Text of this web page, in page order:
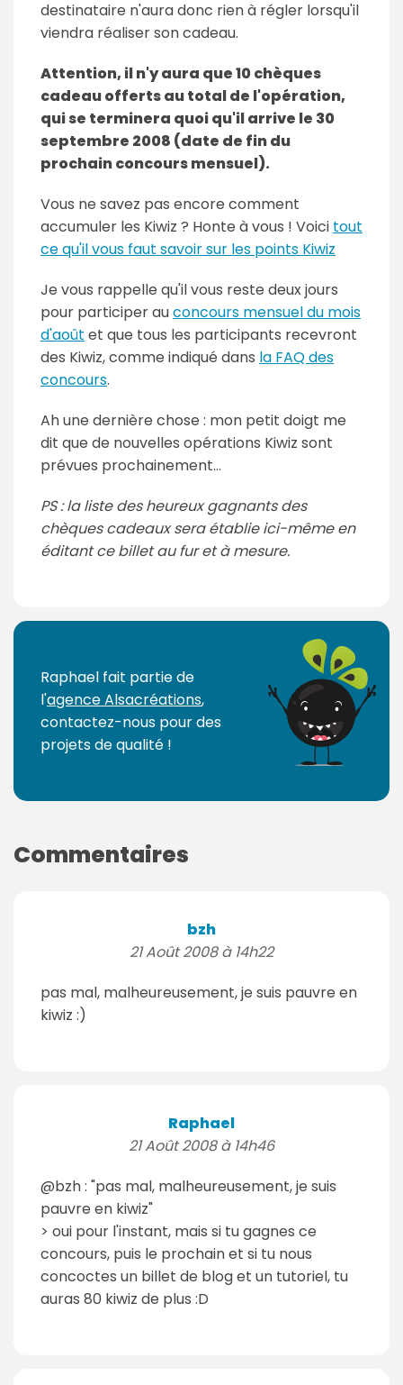
destinataire n'aura donc rien à régler lorsqu'il
viendra réaliser son cadeau.
Attention, il n'y aura que 10 chèques
cadeau offerts au total de l'opération,
qui se terminera quoi qu'il arrive le 30
septembre 2008 (date de fin du
prochain concours mensuel).
Vous ne savez pas encore comment
accumuler les Kiwiz ? Honte à vous ! Voici tout
ce qu'il vous faut savoir sur les points Kiwiz
Je vous rappelle qu'il vous reste deux jours
pour participer auconcours mensuel du mois
d'août et que tous les participants recevront
des Kiwiz, comme indiqué dans la FAQ des
concours.
Ah une dernière chose : mon petit doigt me
dit que de nouvelles opérations Kiwiz sont
prévues prochainement...
PS : la liste des heureux gagnants des
chèques cadeaux sera établie ici-même en
éditant ce billet au fur et à mesure.
Raphael fait partie de
l'agence Alsacréations,
contactez-nous pour des
projets de qualité !
Commentaires
bzh
21 Août 2008 à 14h22
pas mal, malheureusement, je suis pauvre en
kiwiz :)
Raphael
21 Août 2008 à 14h46
@bzh : "pas mal, malheureusement, je suis
pauvre en kiwiz"
> oui pour l'instant, mais si tu gagnes ce
concours, puis le prochain et si tu nous
concoctes un billet de blog et un tutoriel, tu
auras 80 kiwiz de plus :D